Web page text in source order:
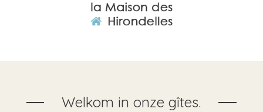
Welkom in onze gîtes.